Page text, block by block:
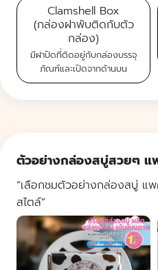
Clamshell Box
(กล่องฝาพับติดกับตัว
กล่อง)
มีฝาปิดที่ติดอยู่กับกล่องบรรจุ
ภัณฑ์และเปิดจากด้านบน
ตัวอย่างกล่องสบู่สวยๆ แ
“เลือกชมตัวอย่างกล่องสบู่ แ
สไตล์”